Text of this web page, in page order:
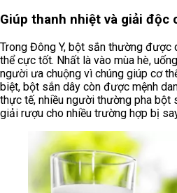
Giúp thanh nhiệt và giải độc
Trong Đông Y, bột sắn thường được
thể cực tốt. Nhất là vào mùa hè,
người ưa chuộng vì chúng giúp cơ
biệt, bột sắn dây còn được mệnh
thực tế, nhiều người thường pha bột
giải rượu cho nhiều trường hợp bị